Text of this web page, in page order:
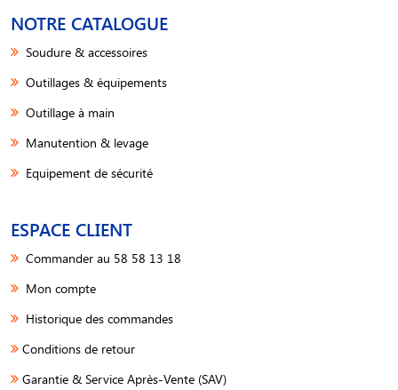
NOTRE CATALOGUE
Soudure & accessoires
Outillages & équipements
Outillage à main
Manutention & levage
Equipement de sécurité
ESPACE CLIENT
Commander au 58 58 13 18
Mon compte
Historique des commandes
Conditions de retour
Garantie & Service Après-Vente (SAV)